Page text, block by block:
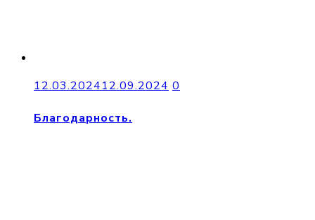
12.03.202412.09.2024 0
Благодарность.